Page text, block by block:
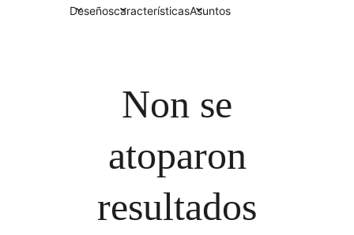
DeseñoscaracterísticasAsuntos
Non se
atoparon
resultados